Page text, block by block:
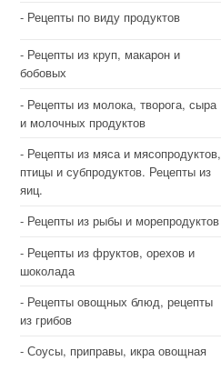
Рецепты по виду продуктов
Рецепты из круп, макарон и
бобовых
Рецепты из молока, творога, сыра
и молочных продуктов
Рецепты из мяса и мясопродуктов,
птицы и субпродуктов. Рецепты из
яиц.
Рецепты из рыбы и морепродуктов
Рецепты из фруктов, орехов и
шоколада
Рецепты овощных блюд, рецепты
из грибов
Соусы, приправы, икра овощная